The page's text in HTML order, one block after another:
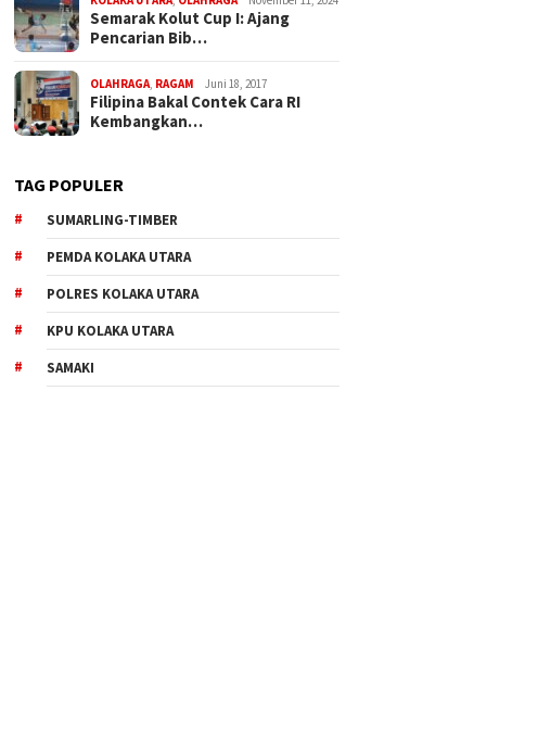
Semarak Kolut Cup I: Ajang
Pencarian Bib…
OLAHRAGA, RAGAM Juni 18, 2017
Filipina Bakal Contek Cara RI
Kembangkan…
TAG POPULER
SUMARLING-TIMBER
PEMDA KOLAKA UTARA
POLRES KOLAKA UTARA
KPU KOLAKA UTARA
SAMAKI